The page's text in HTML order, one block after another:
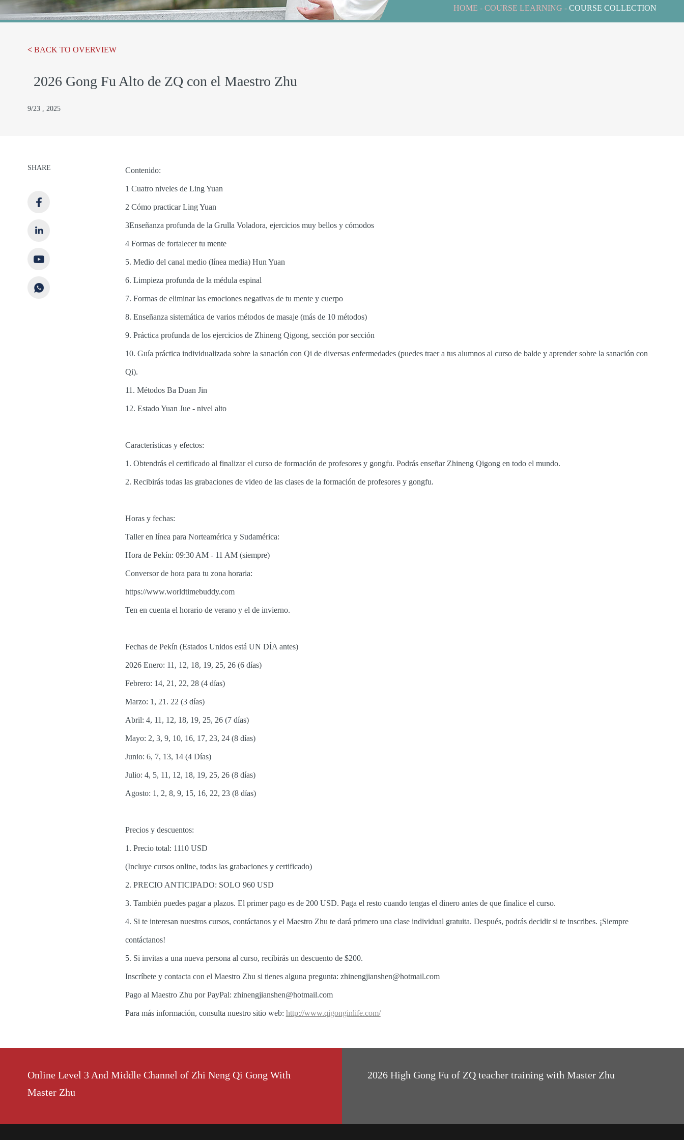
HOME -COURSE LEARNING -COURSE COLLECTION
< BACK TO OVERVIEW
2026 Gong Fu Alto de ZQ con el Maestro Zhu
9/23 , 2025
SHARE Contenido:
1 Cuatro niveles de Ling Yuan
2 Cómo practicar Ling Yuan
3Enseñanza profunda de la Grulla Voladora, ejercicios muy bellos y cómodos
4 Formas de fortalecer tu mente
5. Medio del canal medio (línea media) Hun Yuan
6. Limpieza profunda de la médula espinal
7. Formas de eliminar las emociones negativas de tu mente y cuerpo
8. Enseñanza sistemática de varios métodos de masaje (más de 10 métodos)
9. Práctica profunda de los ejercicios de Zhineng Qigong, sección por sección
10. Guía práctica individualizada sobre la sanación con Qi de diversas enfermedades (puedes traer a tus alumnos al curso de balde y aprender sobre la sanación con
Qi).
11. Métodos Ba Duan Jin
12. Estado Yuan Jue - nivel alto
Características y efectos:
1. Obtendrás el certificado al finalizar el curso de formación de profesores y gongfu. Podrás enseñar Zhineng Qigong en todo el mundo.
2. Recibirás todas las grabaciones de video de las clases de la formación de profesores y gongfu.
Horas y fechas:
Taller en línea para Norteamérica y Sudamérica:
Hora de Pekín: 09:30 AM - 11 AM (siempre)
Conversor de hora para tu zona horaria:
https://www.worldtimebuddy.com
Ten en cuenta el horario de verano y el de invierno.
Fechas de Pekín (Estados Unidos está UN DÍA antes)
2026 Enero: 11, 12, 18, 19, 25, 26 (6 días)
Febrero: 14, 21, 22, 28 (4 días)
Marzo: 1, 21. 22 (3 días)
Abril: 4, 11, 12, 18, 19, 25, 26 (7 días)
Mayo: 2, 3, 9, 10, 16, 17, 23, 24 (8 días)
Junio: 6, 7, 13, 14 (4 Días)
Julio: 4, 5, 11, 12, 18, 19, 25, 26 (8 días)
Agosto: 1, 2, 8, 9, 15, 16, 22, 23 (8 días)
Precios y descuentos:
1. Precio total: 1110 USD
(Incluye cursos online, todas las grabaciones y certificado)
2. PRECIO ANTICIPADO: SOLO 960 USD
3. También puedes pagar a plazos. El primer pago es de 200 USD. Paga el resto cuando tengas el dinero antes de que finalice el curso.
4. Si te interesan nuestros cursos, contáctanos y el Maestro Zhu te dará primero una clase individual gratuita. Después, podrás decidir si te inscribes. ¡Siempre
contáctanos!
5. Si invitas a una nueva persona al curso, recibirás un descuento de $200.
Inscríbete y contacta con el Maestro Zhu si tienes alguna pregunta: zhinengjianshen@hotmail.com
Pago al Maestro Zhu por PayPal: zhinengjianshen@hotmail.com
Para más información, consulta nuestro sitio web: http://www.qigonginlife.com/
Online Level 3 And Middle Channel of Zhi Neng Qi Gong With
Master Zhu
2026 High Gong Fu of ZQ teacher training with Master Zhu